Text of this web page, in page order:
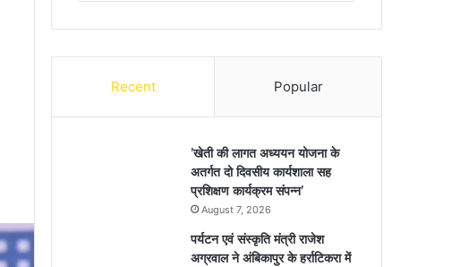
Recent Popular
’खेती की लागत अध्ययन योजना के
अतर्गत दो दिवसीय कार्यशाला सह
प्रशिक्षण कार्यक्रम संपन्न’
August 7, 2026
पर्यटन एवं संस्कृति मंत्री राजेश
अग्रवाल ने अंबिकापुर के हर्राटिकरा में